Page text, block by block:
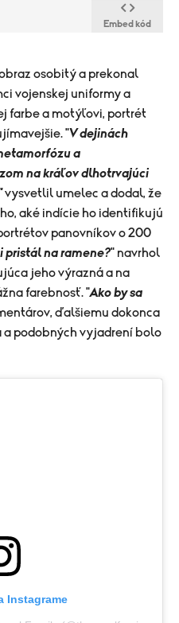
Embed kód
osobitý a prekonal
vojenskej uniformy a
farbe a motýľovi, portrét
"V dejinách
a
na kráľov dlhotrvajúci
vysvetlil umelec a dodal, že
aké indície ho identifikujú
panovníkov o 200
pristál na ramene?" navrhol
jeho výrazná a na
farebnosť. "Ako by sa
ďalšiemu dokonca
podobných vyjadrení bolo
Instagrame